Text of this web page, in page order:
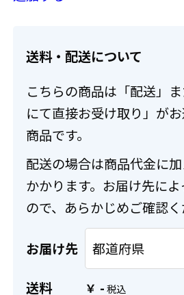
送料・配送について
こちらの商品は「配送」
にて直接お受け取り」が
商品です。
配送の場合は商品代金に
かかります。お届け先に
ので、あらかじめご確認く
お届け先
送料 ￥ -